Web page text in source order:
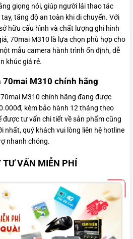
giọng nói, giúp người lái thao tác
tăng độ an toàn khi di chuyển. Với
hữu cấu hình và chất lượng ghi hình
70mai M310 là lựa chọn phù hợp cho
mẫu camera hành trình ổn định, dễ
khúc giá rẻ.
70mai M310 chính hãng
M310 chính hãng đang được
kèm bảo hành 12 tháng theo
tư vấn chi tiết về sản phẩm cũng
nhất, quý khách vui lòng liên hệ hotline
nhanh chóng.
TƯ VẤN MIỄN PHÍ